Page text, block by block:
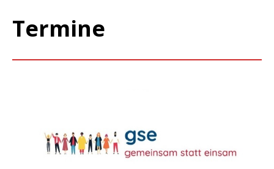
Termine